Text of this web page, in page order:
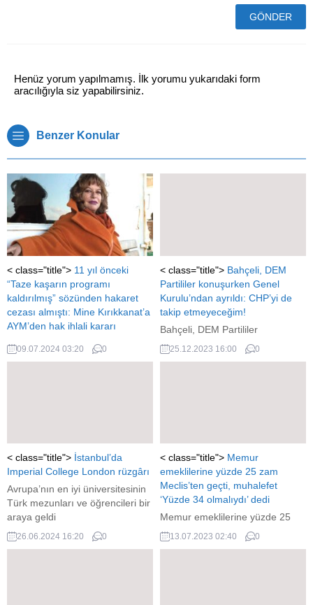
Henüz yorum yapılmamış. İlk yorumu yukarıdaki form
aracılığıyla siz yapabilirsiniz.
Benzer Konular
< class="title"> 11 yıl önceki
“Taze kaşarın programı
kaldırılmış” sözünden hakaret
cezası almıştı: Mine Kırıkkanat’a
AYM’den hak ihlali kararı
11 yıl evvelki “Taze kaşarın
programı kaldırılmış”
09.07.2024 03:20 0
< class="title"> Bahçeli, DEM
Partililer konuşurken Genel
Kurulu’ndan ayrıldı: CHP’yi de
takip etmeyeceğim!
Bahçeli, DEM Partililer
konuşurken Genel Şurası'ndan
ayrıldı: CHP'yi de takip
25.12.2023 16:00 0
< class="title"> İstanbul’da
Imperial College London rüzgârı
Avrupa’nın en iyi üniversitesinin
Türk mezunları ve öğrencileri bir
araya geldi
26.06.2024 16:20 0
< class="title"> Memur
emeklilerine yüzde 25 zam
Meclis’ten geçti, muhalefet
‘Yüzde 34 olmalıydı’ dedi
Memur emeklilerine yüzde 25
zam Meclis'ten geçti, muhalefet
'Yüzde 34 olmalıydı' dedi
13.07.2023 02:40 0